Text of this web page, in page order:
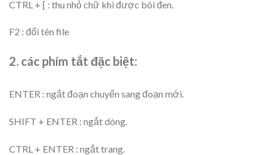
CTRL + [ : thu nhỏ chữ khi được bôi đen.
F2 : đổi tên file
2. các phím tắt đặc biệt:
ENTER : ngắt đoạn chuyển sang đoạn mới.
SHIFT + ENTER : ngắt dòng.
CTRL + ENTER : ngắt trang.